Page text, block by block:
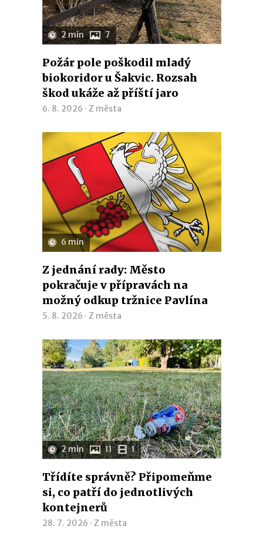
2 min 7
Požár pole poškodil mladý
biokoridor u Šakvic. Rozsah
škod ukáže až příští jaro
6. 8. 2026 · Z města
6 min
Z jednání rady: Město
pokračuje v přípravách na
možný odkup tržnice Pavlína
5. 8. 2026 · Z města
2 min 11 1
Třídíte správně? Připomeňme
si, co patří do jednotlivých
kontejnerů
28. 7. 2026 · Z města